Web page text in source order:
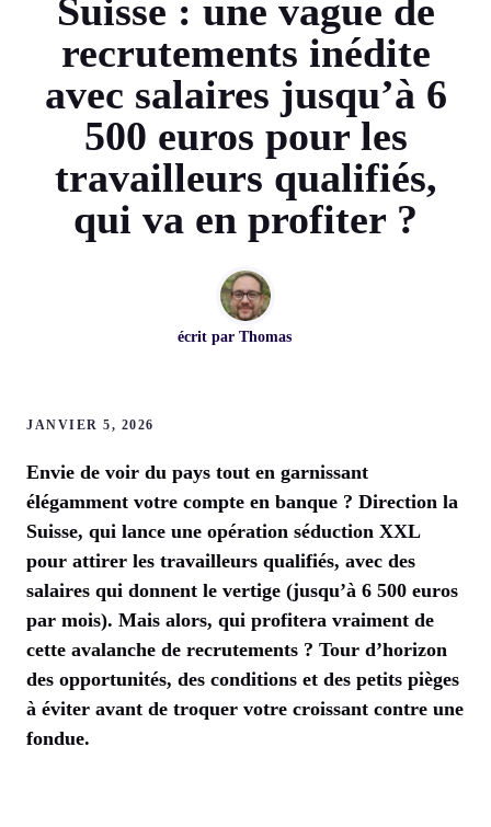
Suisse : une vague de
recrutements inédite
avec salaires jusqu’à 6
500 euros pour les
travailleurs qualifiés,
qui va en profiter ?
écrit par Thomas
JANVIER 5, 2026
Envie de voir du pays tout en garnissant
élégamment votre compte en banque ? Direction la
Suisse, qui lance une opération séduction XXL
pour attirer les travailleurs qualifiés, avec des
salaires qui donnent le vertige (jusqu’à 6 500 euros
par mois). Mais alors, qui profitera vraiment de
cette avalanche de recrutements ? Tour d’horizon
des opportunités, des conditions et des petits pièges
à éviter avant de troquer votre croissant contre une
fondue.